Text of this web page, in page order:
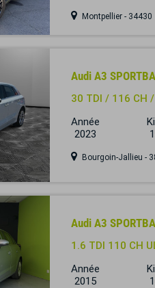
Montpellier - 34430
Audi A3
30 TDI / 116 CH /
Année
2023
Bourgoin-Jallieu -
Audi A3
1.6 TDI 110 CH
Année
2015